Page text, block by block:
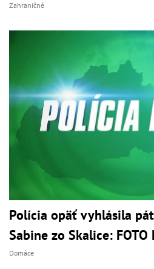
Zahraničné
Polícia opäť vyhlásila
Sabine zo Skalice:
Domáce